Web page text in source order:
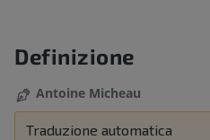
Definizione
Antoine Micheau
Traduzione automatica